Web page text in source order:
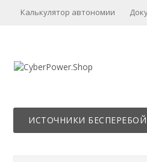
Калькулятор автономии
ИСТОЧНИКИ